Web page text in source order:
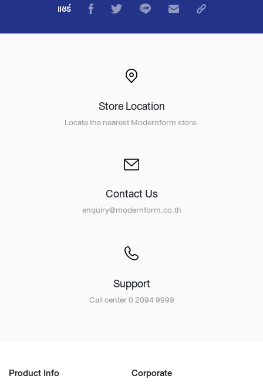
แชร์
Store Location
Locate the nearest Modernform store.
Contact Us
enquiry@modernform.co.th
Support
Call center 0 2094 9999
Product Info Corporate